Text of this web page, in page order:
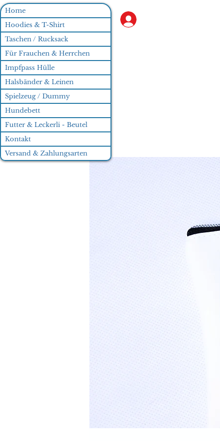
Home
Hoodies & T-Shirt
Taschen / Rucksack
Für Frauchen & Herrchen
Impfpass Hülle
Halsbänder & Leinen
Spielzeug / Dummy
Hundebett
Futter & Leckerli - Beutel
Kontakt
Versand & Zahlungsarten